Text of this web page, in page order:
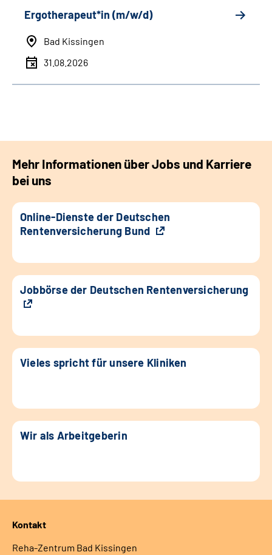
Ergotherapeut*in (m/w/d)
Bad Kissingen
31.08.2026
Mehr Informationen über Jobs und Karriere
bei uns
Online-Dienste der Deutschen
Rentenversicherung Bund
Jobbörse der Deutschen Rentenversicherung
Vieles spricht für unsere Kliniken
Wir als Arbeitgeberin
Kontakt
Reha-Zentrum Bad Kissingen